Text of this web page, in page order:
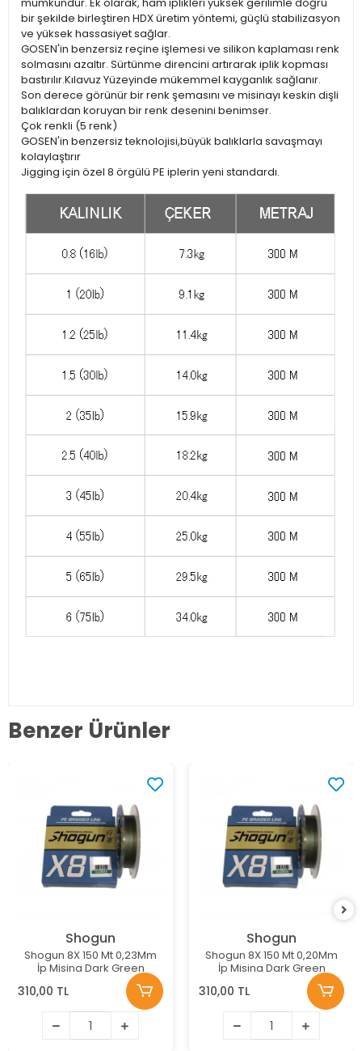
mümkündür. Ek olarak, ham iplikleri yüksek gerilimle doğru
bir şekilde birleştiren HDX üretim yöntemi, güçlü stabilizasyon
ve yüksek hassasiyet sağlar.
GOSEN'in benzersiz reçine işlemesi ve silikon kaplaması renk
solmasını azaltır. Sürtünme direncini artırarak iplik kopması
bastırılır.Kılavuz Yüzeyinde mükemmel kayganlık sağlanır.
Son derece görünür bir renk şemasını ve misinayı keskin dişli
balıklardan koruyan bir renk desenini benimser.
Çok renkli (5 renk)
GOSEN'in benzersiz teknolojisi,büyük balıklarla savaşmayı
kolaylaştırır
Jigging için özel 8 örgülü PE iplerin yeni standardı.
Benzer Ürünler
Shogun
Shogun 8X 150 Mt 0,23Mm
İp Misina Dark Green
310,00 TL
Shogun
Shogun 8X 150 Mt 0,20Mm
İp Misina Dark Green
310,00 TL